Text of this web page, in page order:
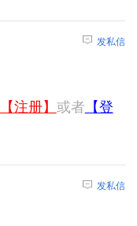
发私信
【注册】 或者 【登
发私信